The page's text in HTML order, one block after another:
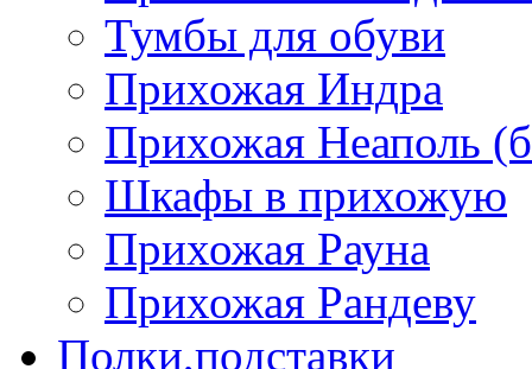
Тумбы для обуви
Прихожая Индра
Прихожая Неаполь
Шкафы в прихожую
Прихожая Рауна
Прихожая Рандеву
Полки,подставки